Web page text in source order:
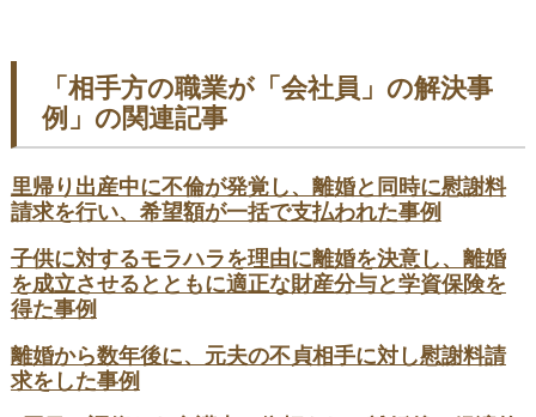
「相手方の職業が「会社員」の解決事
例」の関連記事
里帰り出産中に不倫が発覚し、離婚と同時に慰謝料
請求を行い、希望額が一括で支払われた事例
子供に対するモラハラを理由に離婚を決意し、離婚
を成立させるとともに適正な財産分与と学資保険を
得た事例
離婚から数年後に、元夫の不貞相手に対し慰謝料請
求をした事例